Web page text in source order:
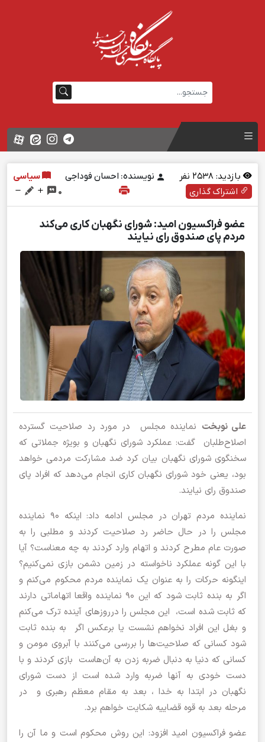
بازدید: نفر نویسنده: احسان فوداجی
سیاسی
اشتراک گذاری
0
عضو فراکسیون امید: شورای نگهبان کاری می‌کند
مردم پای صندوق رای نیایند
علی نوبخت نماینده مجلس در مورد رد صلاحیت گسترده
اصلاح‌طلبان گفت: عملکرد شورای نگهبان و بویژه جملاتی که
سخنگوی شورای نگهبان بیان کرد ضد مشارکت مردمی خواهد
بود، یعنی خود شورای نگهبان کاری انجام می‌دهد که افراد پای
صندوق رای نیایند.
نماینده مردم تهران در مجلس ادامه داد: اینکه 90 نماینده
مجلس را در حال حاضر رد صلاحیت کردند و مطلبی را به
صورت عام مطرح کردند و اتهام وارد کردند به چه معناست؟ آیا
با این گونه عملکرد ناخواسته در زمین دشمن بازی نمی‌کنیم؟
اینگونه حرکات را به عنوان یک نماینده مردم محکوم می‌کنم و
اگر به بنده ثابت شود که این 90 نماینده واقعا اتهاماتی دارند
که ثابت شده است، این مجلس را درروزهای آینده ترک می‌کنم
و بغل این افراد نخواهم نشست یا برعکس اگر به بنده ثابت
شود کسانی که صلاحیت‌ها را بررسی می‌کنند با آبروی مومن و
کسانی که دنیا به دنبال ضربه زدن به آن‌هاست بازی کردند و با
دست خودی به آنها ضربه وارد شده است از دست شورای
نگهبان در ابتدا به خدا ، بعد به مقام معظم رهبری و در
مرحله بعد به قوه قضاییه شکایت خواهم برد.
عضو فراکسیون امید افزود: این روش محکوم است و ما آن را